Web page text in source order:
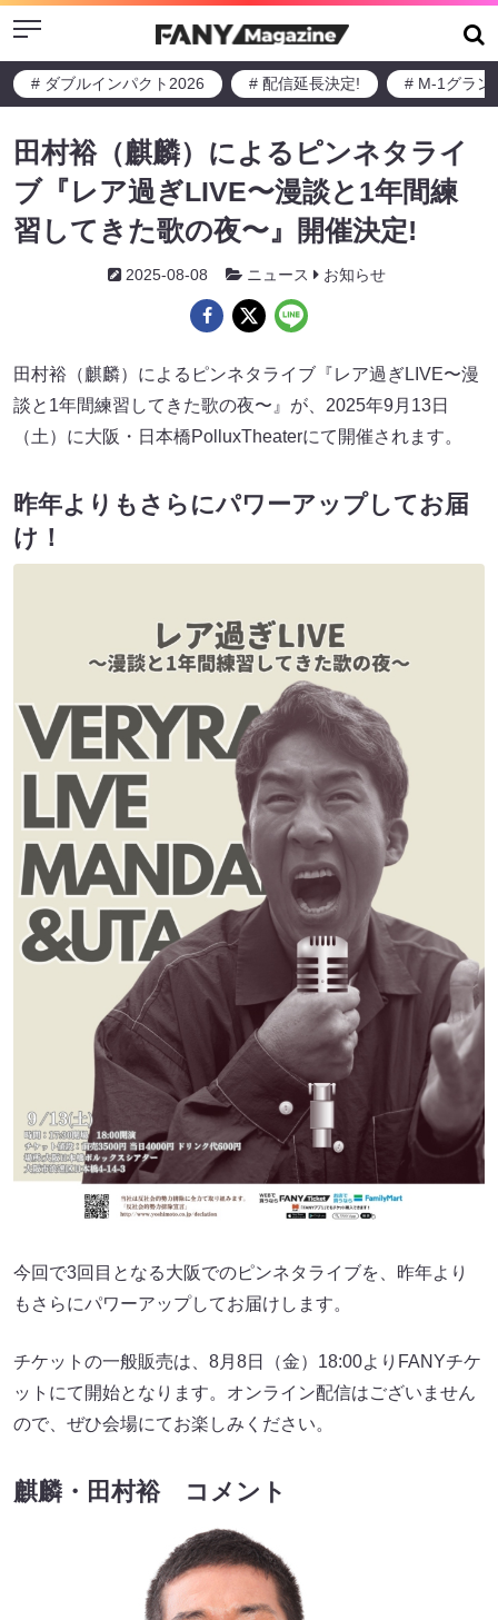
Menu
# ダブルインパクト2026 # 配信延長決定! # M-1グラン
田村裕（麒麟）によるピンネタライ
ブ『レア過ぎLIVE〜漫談と1年間練
習してきた歌の夜〜』開催決定!
2025-08-08 ニュース お知らせ
田村裕（麒麟）によるピンネタライブ『レア過ぎLIVE〜漫
談と1年間練習してきた歌の夜〜』が、2025年9月13日
（土）に大阪・日本橋PolluxTheaterにて開催されます。
昨年よりもさらにパワーアップしてお届
け！
今回で3回目となる大阪でのピンネタライブを、昨年より
もさらにパワーアップしてお届けします。
チケットの一般販売は、8月8日（金）18:00よりFANYチケ
ットにて開始となります。オンライン配信はございません
ので、ぜひ会場にてお楽しみください。
麒麟・田村裕 コメント